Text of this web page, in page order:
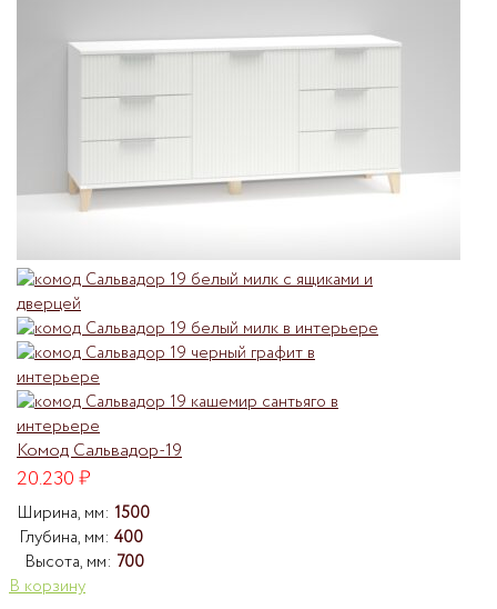
Комод Сальвадор-19
20.230₽
Ширина, мм: 1500
Глубина, мм: 400
Высота, мм: 700
В корзину